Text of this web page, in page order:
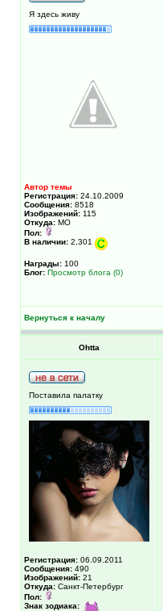
Я здесь живу
Автор темы
Регистрация: 24.10.2009
Сообщения: 8518
Изображений: 115
Откуда: МО
Пол:
В наличии: 2,301
Награды: 100
Блог: Просмотр блога (0)
Вернуться к началу
Ohtta
Поставила палатку
Регистрация: 06.09.2011
Сообщения: 490
Изображений: 21
Откуда: Санкт-Петербург
Пол:
Знак зодиака: